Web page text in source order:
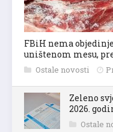
FBiH nema
uništenom mesu,
Ostale novosti
Zeleno
2026.
Ostale